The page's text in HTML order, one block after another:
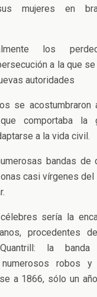
mujeres en
los
a la que
autoridades
se
comportaba la
a la vida civil.
bandas de
casi vírgenes del
sería la
procedentes
la banda
robos y
a 1866, sólo un